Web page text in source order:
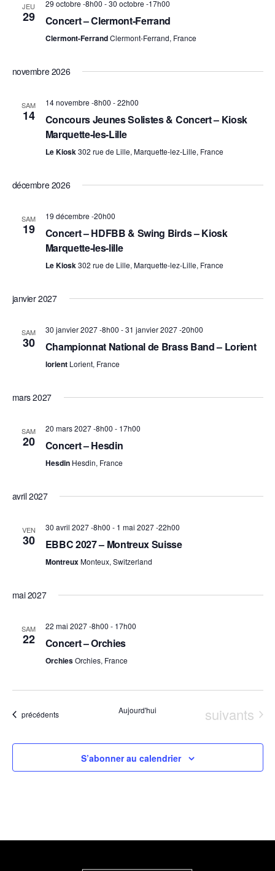
JEU
29
29 octobre -8h00 -30 octobre -17h00
Concert – Clermont-Ferrand
Clermont-FerrandClermont-Ferrand, France
novembre 2026
SAM
14
14 novembre -8h00 -22h00
Concours Jeunes Solistes & Concert – Kiosk
Marquette-les-Lille
Le Kiosk302 rue de Lille, Marquette-lez-Lille, France
décembre 2026
SAM
19
19 décembre -20h00
Concert – HDFBB & Swing Birds – Kiosk
Marquette-les-lille
Le Kiosk302 rue de Lille, Marquette-lez-Lille, France
janvier 2027
SAM
30
30 janvier 2027 -8h00 -31 janvier 2027 -20h00
Championnat National de Brass Band – Lorient
lorient Lorient, France
mars 2027
SAM
20
20 mars 2027 -8h00 - 17h00
Concert – Hesdin
Hesdin Hesdin, France
avril 2027
VEN
30
30 avril 2027 -8h00 - 1 mai 2027 -22h00
EBBC 2027 – Montreux Suisse
MontreuxMonteux, Switzerland
mai 2027
SAM
22
22 mai 2027 -8h00 - 17h00
Concert – Orchies
OrchiesOrchies, France
Évènements
précédents Aujourd'hui suivants
S’abonner au calendrier